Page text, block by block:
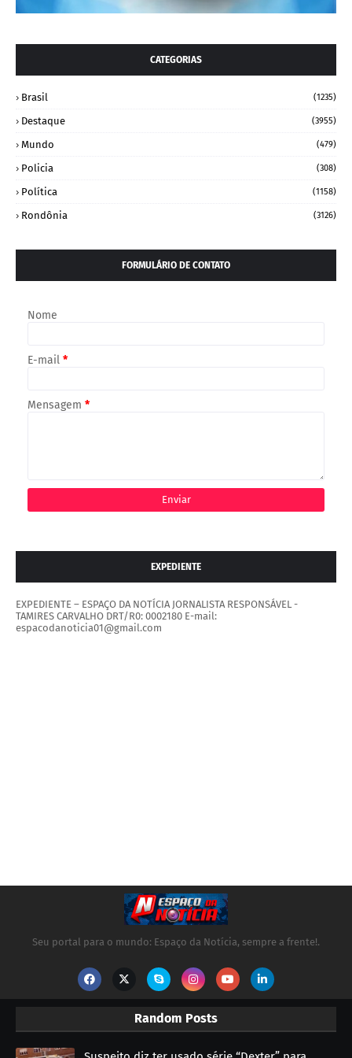
CATEGORIAS
Brasil (1235)
Destaque (3955)
Mundo (479)
Policia (308)
Política (1158)
Rondônia (3126)
FORMULÁRIO DE CONTATO
Nome
E-mail *
Mensagem *
EXPEDIENTE
EXPEDIENTE – ESPAÇO DA NOTÍCIA JORNALISTA RESPONSÁVEL -
TAMIRES CARVALHO DRT/R0: 0002180 E-mail:
espacodanoticia01@gmail.com
Seu portal para o mundo: Espaço da Notícia, sempre a frente!.
Random Posts